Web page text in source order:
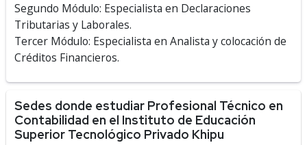
Segundo Módulo: Especialista en Declaraciones
Tributarias y Laborales.
Tercer Módulo: Especialista en Analista y colocación de
Créditos Financieros.
Sedes donde estudiar Profesional Técnico en
Contabilidad en el Instituto de Educación
Superior Tecnológico Privado Khipu